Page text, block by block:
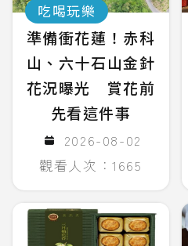
吃喝玩樂
準備衝花蓮！赤科
山、六十石山金針
花況曝光 賞花前
先看這件事
2026-08-02
觀看人次：1665